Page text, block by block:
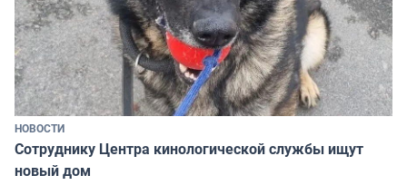
НОВОСТИ
Сотруднику Центра кинологической службы ищут
новый дом